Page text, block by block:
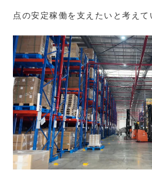
点の安定稼働を支えたいと考えて